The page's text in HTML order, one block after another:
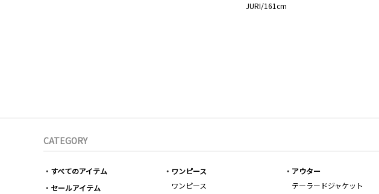
JURI/161cm
CATEGORY
すべてのアイテム
セールアイテム
ワンピース
ワンピース
アウター
テーラードジャケット